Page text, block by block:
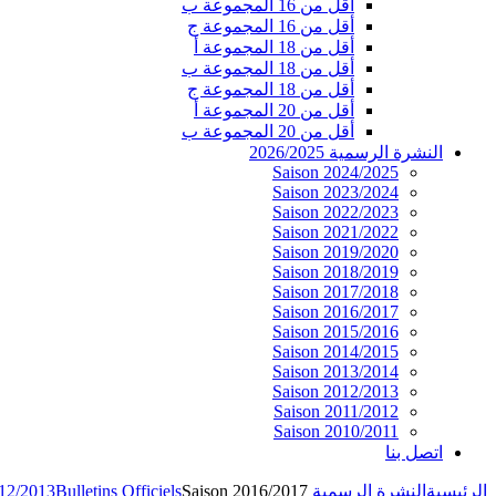
أقل من 16 المجموعة ب
أقل من 16 المجموعة ج
أقل من 18 المجموعة أ
أقل من 18 المجموعة ب
أقل من 18 المجموعة ج
أقل من 20 المجموعة أ
أقل من 20 المجموعة ب
النشرة الرسمية 2026/2025
Saison 2024/2025
Saison 2023/2024
Saison 2022/2023
Saison 2021/2022
Saison 2019/2020
Saison 2018/2019
Saison 2017/2018
Saison 2016/2017
Saison 2015/2016
Saison 2014/2015
Saison 2013/2014
Saison 2012/2013
Saison 2011/2012
Saison 2010/2011
اتصل بنا
الرئيسية النشرة الرسمية 2026/2025 2013Bulletins OfficielsSaison 2016/2017